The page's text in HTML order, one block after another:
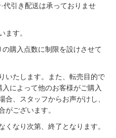
代引き配送は承っておりませ
ます。
購入点数に制限を設けさせて
いたします。また、転売目的で
によって他のお客様がご購入
合、スタッフからお声がけし、
がございます。
なり次第、終了となります。